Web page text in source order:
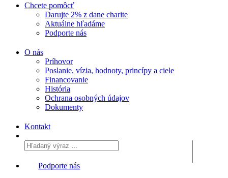
Chcete pomôcť
Darujte 2% z dane charite
Aktuálne hľadáme
Podporte nás
O nás
Príhovor
Poslanie, vízia, hodnoty, princípy a ciele
Financovanie
História
Ochrana osobných údajov
Dokumenty
Kontakt
Podporte nás